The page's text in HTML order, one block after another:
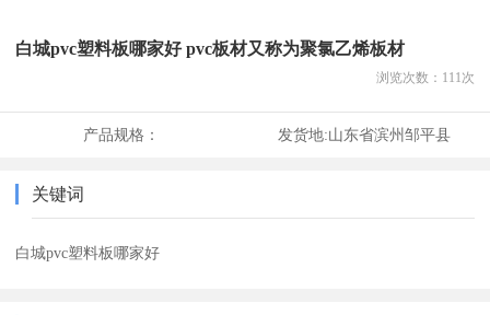
白城pvc塑料板哪家好 pvc板材又称为聚氯乙烯板材
浏览次数： 111次
产品规格： 发货地:山东省滨州邹平县
关键词
白城pvc塑料板哪家好